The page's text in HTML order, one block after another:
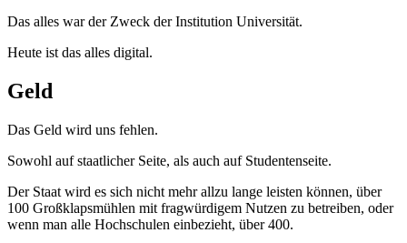
Das alles war der Zweck der Institution Universität.
Heute ist das alles digital.
Geld
Das Geld wird uns fehlen.
Sowohl auf staatlicher Seite, als auch auf Studentenseite.
Der Staat wird es sich nicht mehr allzu lange leisten können, über
100 Großklapsmühlen mit fragwürdigem Nutzen zu betreiben, oder
wenn man alle Hochschulen einbezieht, über 400.